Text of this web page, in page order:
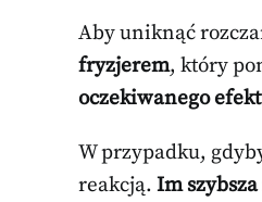
Aby uniknąć
fryzjerem, który
oczekiwanego
W przypadku,
reakcją. Im